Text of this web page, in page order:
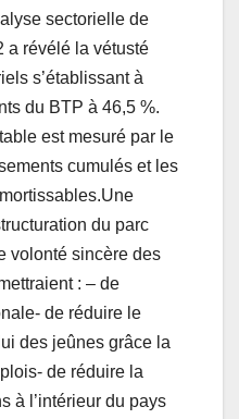
sectorielle de
a révélé la vétusté
s’établissant à
du BTP à 46,5 %.
est mesuré par le
cumulés et les
du parc
volonté sincère des
: – de
de réduire le
des jeûnes grâce la
de réduire la
à l’intérieur du pays